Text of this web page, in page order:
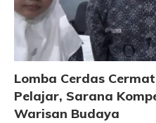
Lomba Cerdas
Pelajar, Sarana
Warisan Budaya